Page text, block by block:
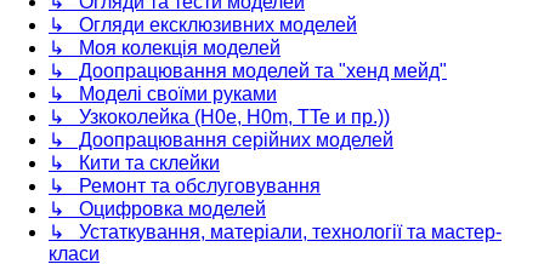
↳ Огляди ексклюзивних моделей
↳ Моя колекція моделей
↳ Доопрацювання моделей та "хенд мейд"
↳ Моделі своїми руками
↳ Узкоколейка (H0e, H0m, TTe и пр.))
↳ Доопрацювання серійних моделей
↳ Кити та склейки
↳ Ремонт та обслуговування
↳ Оцифровка моделей
↳ Устаткування, матеріали, технології та мастер-
класи